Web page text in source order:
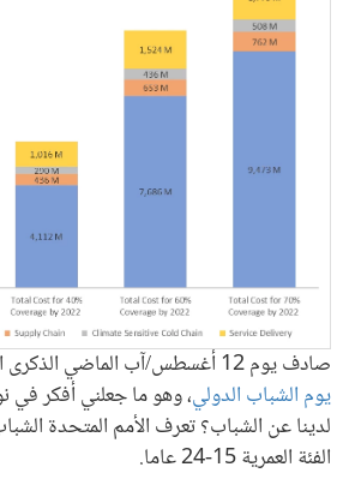
صادف يوم 12 أغسطس/آب الماضي الذكرى السنوية الخامسة عشر
يوم الشباب الدولي، وهو ما جعلني أفكر في
لدينا عن الشباب؟ تعرف الأمم المتحدة
الفئة العمرية 15-24 عاما.